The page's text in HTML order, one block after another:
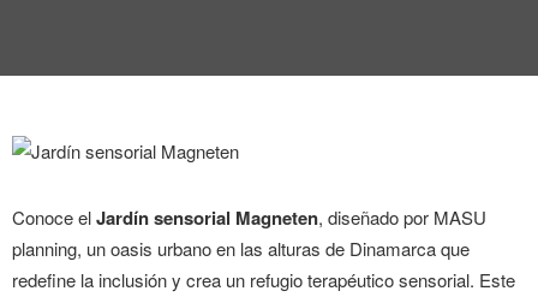
Conoce elJardín sensorial Magneten, diseñado por MASU
planning, un oasis urbano en las alturas de Dinamarca que
redefine la inclusión y crea un refugio terapéutico sensorial. Este